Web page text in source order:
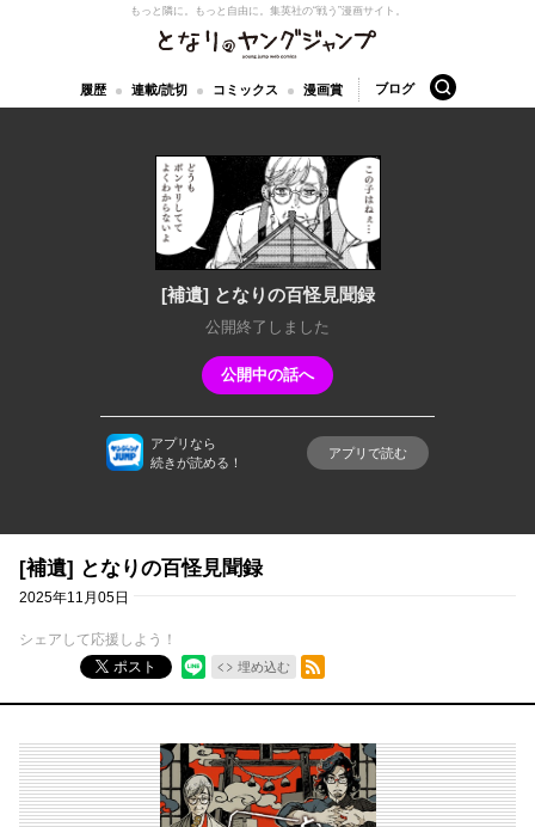
となりのヤングジャンプ
もっと隣に。もっと自由に。 集英社の“戦う”漫画サイト。
履歴 連載/読切 コミックス 漫画賞 ブログ 検索
[補遺] となりの百怪見聞録
公開終了しました
公開中の話へ
アプリなら
続きが読める！
アプリで読む
[補遺] となりの百怪見聞録
2025年11月05日
シェアして応援しよう！
ポスト
埋め込む
RSSフィード